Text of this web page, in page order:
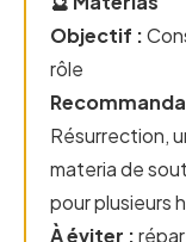
Objectif :
rôle
Résurrection,
materia de
pour plusieurs
À éviter :